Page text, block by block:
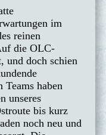
im
reinen
die OLC-
und doch schien
haben
unseres
bis kurz
noch neu und